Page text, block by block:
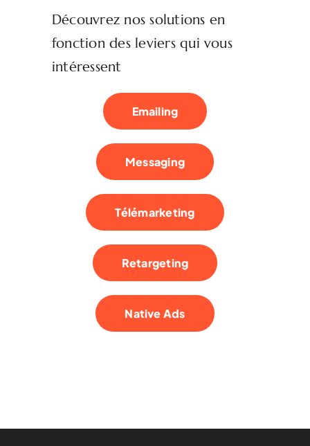
Découvrez nos solutions en
fonction des leviers qui vous
intéressent
Emailing
Messaging
Télémarketing
Retargeting
Native Ads